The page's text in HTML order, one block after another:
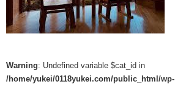
Warning: Undefined variable $cat_id in
/home/yukei/0118yukei.com/public_html/wp-